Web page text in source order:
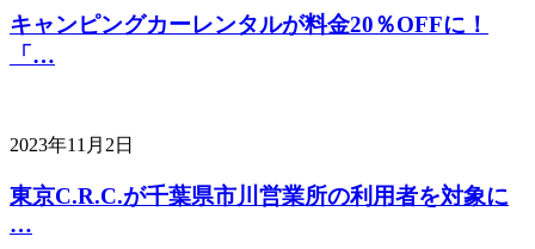
キャンピングカーレンタルが料金20％OFFに！
「…
2023年11月2日
東京C.R.C.が千葉県市川営業所の利用者を対象に
…